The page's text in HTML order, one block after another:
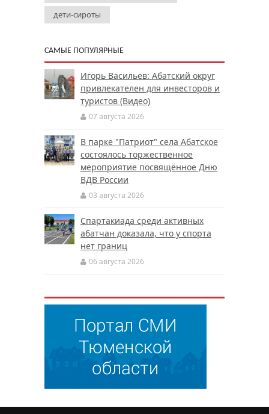
дети-сироты
САМЫЕ ПОПУЛЯРНЫЕ
Игорь Васильев: Абатский округ
привлекателен для инвесторов и
туристов (Видео)
07 августа 2026
В парке "Патриот" села Абатское
состоялось торжественное
мероприятие посвящённое Дню
ВДВ России
03 августа 2026
Спартакиада среди активных
абатчан доказала, что у спорта
нет границ
06 августа 2026